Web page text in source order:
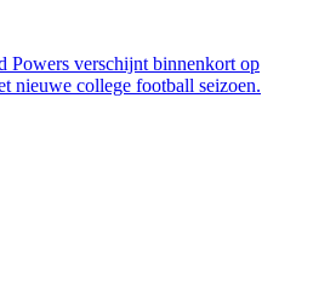
Powers verschijnt binnenkort op
nieuwe college football seizoen.